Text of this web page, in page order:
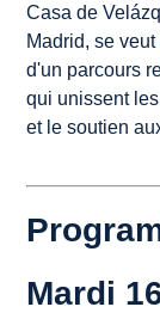
Casa de
Madrid, se
d'un parcours
qui unissent
et le soutien
Mardi